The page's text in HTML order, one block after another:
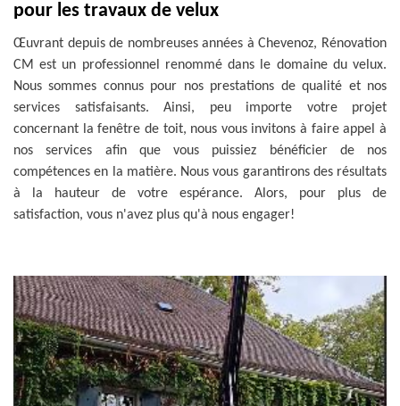
pour les travaux de velux
Œuvrant depuis de nombreuses années à Chevenoz, Rénovation
CM est un professionnel renommé dans le domaine du velux.
Nous sommes connus pour nos prestations de qualité et nos
services satisfaisants. Ainsi, peu importe votre projet
concernant la fenêtre de toit, nous vous invitons à faire appel à
nos services afin que vous puissiez bénéficier de nos
compétences en la matière. Nous vous garantirons des résultats
à la hauteur de votre espérance. Alors, pour plus de
satisfaction, vous n'avez plus qu'à nous engager!